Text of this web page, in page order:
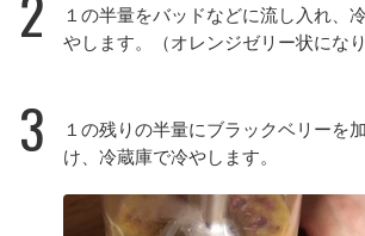
１の半量をバッドなどに流し入れ、
やします。（オレンジゼリー状になり
3
１の残りの半量にブラックベリーを
け、冷蔵庫で冷やします。